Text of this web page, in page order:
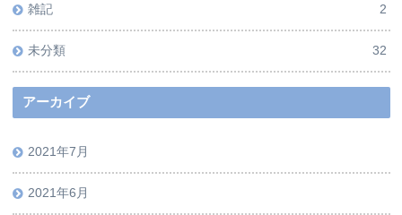
雑記 2
未分類 32
アーカイブ
2021年7月
2021年6月